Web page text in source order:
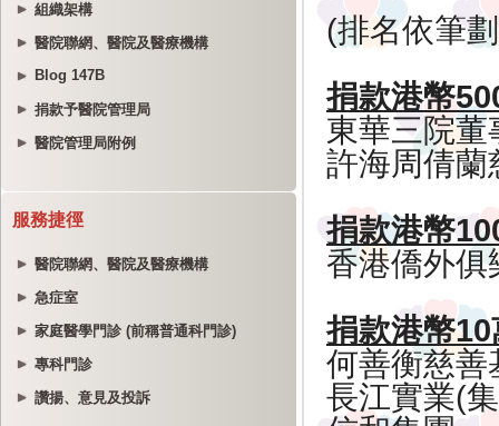
組織架構
醫院聯網、醫院及醫療機構
Blog 147B
捐款予醫院管理局
醫院管理局附例
服務捷徑
醫院聯網、醫院及醫療機構
急症室
家庭醫學門診 (前稱普通科門診)
專科門診
讚揚、意見及投訴